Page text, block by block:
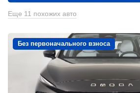
Еще 11 похожих авто
Без первоначального взноса